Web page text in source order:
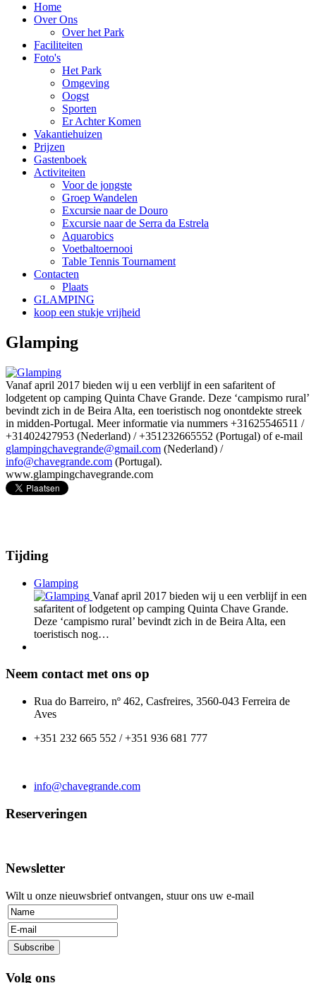
Home
Over Ons
Over het Park
Faciliteiten
Foto's
Het Park
Omgeving
Oogst
Sporten
Er Achter Komen
Vakantiehuizen
Prijzen
Gastenboek
Activiteiten
Voor de jongste
Groep Wandelen
Excursie naar de Douro
Excursie naar de Serra da Estrela
Aquarobics
Voetbaltoernooi
Table Tennis Tournament
Contacten
Plaats
GLAMPING
koop een stukje vrijheid
Glamping
Vanaf april 2017 bieden wij u een verblijf in een safaritent of
lodgetent op camping Quinta Chave Grande. Deze ‘campismo rural’
bevindt zich in de Beira Alta, een toeristisch nog onontdekte streek
in midden-Portugal. Meer informatie via nummers +31625546511 /
+31402427953 (Nederland) / +351232665552 (Portugal) of e-mail
glampingchavegrande@gmail.com (Nederland) /
info@chavegrande.com (Portugal).
www.glampingchavegrande.com
Tijding
Glamping
Vanaf april 2017 bieden wij u een verblijf in een
safaritent of lodgetent op camping Quinta Chave Grande.
Deze ‘campismo rural’ bevindt zich in de Beira Alta, een
toeristisch nog…
Neem contact met ons op
Rua do Barreiro, nº 462, Casfreires, 3560-043 Ferreira de
Aves
+351 232 665 552 / +351 936 681 777
info@chavegrande.com
Reserveringen
Newsletter
Wilt u onze nieuwsbrief ontvangen, stuur ons uw e-mail
Volg ons